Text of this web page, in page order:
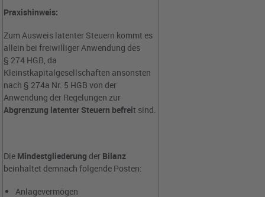
Praxishinweis:
Zum Ausweis latenter Steuern kommt es
allein bei freiwilliger Anwendung des
§ 274 HGB, da
Kleinstkapitalgesellschaften ansonsten
nach § 274a Nr. 5 HGB von der
Anwendung der Regelungen zur
Abgrenzung latenter Steuern befreit sind.
Die Mindestgliederung der Bilanz
beinhaltet demnach folgende Posten:
Anlagevermögen